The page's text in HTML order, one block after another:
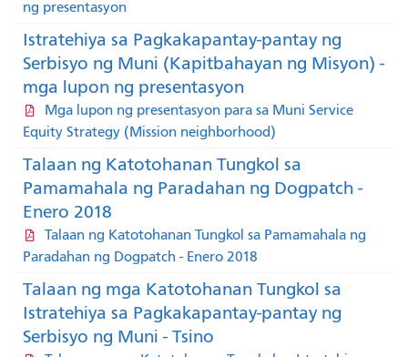
ng presentasyon
Istratehiya sa Pagkakapantay-pantay ng
Serbisyo ng Muni (Kapitbahayan ng Misyon) -
mga lupon ng presentasyon
Mga lupon ng presentasyon para sa Muni Service
Equity Strategy (Mission neighborhood)
Talaan ng Katotohanan Tungkol sa
Pamamahala ng Paradahan ng Dogpatch -
Enero 2018
Talaan ng Katotohanan Tungkol sa Pamamahala ng
Paradahan ng Dogpatch - Enero 2018
Talaan ng mga Katotohanan Tungkol sa
Istratehiya sa Pagkakapantay-pantay ng
Serbisyo ng Muni - Tsino